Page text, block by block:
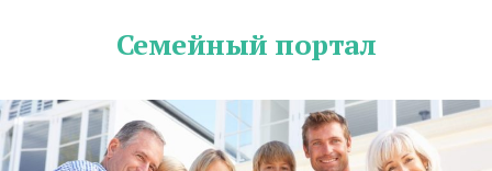
Семейный портал